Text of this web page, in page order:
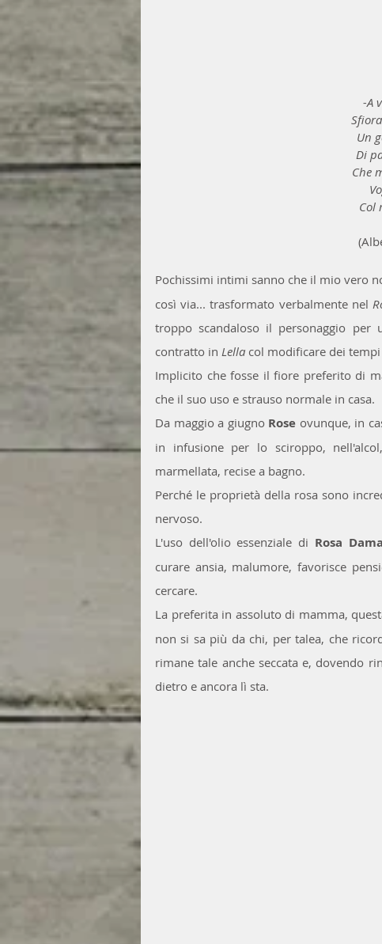
-A
Un
Di
Che
Col
Pochissimi intimi sanno che il mio vero
così via... trasformato verbalmente nel
troppo scandaloso il personaggio per
contratto in Lella col modificare dei
Implicito che fosse il fiore preferito di
che il suo uso e strauso normale in casa.
Da maggio a giugno Rose ovunque, in
in infusione per lo sciroppo,
marmellata, recise a bagno.
Perché le proprietà della rosa sono
nervoso.
L'uso dell'olio essenziale di Rosa
curare ansia, malumore, favorisce
cercare.
La preferita in assoluto di mamma,
non si sa più da chi, per talea, che
rimane tale anche seccata e, dovendo
dietro e ancora lì sta.